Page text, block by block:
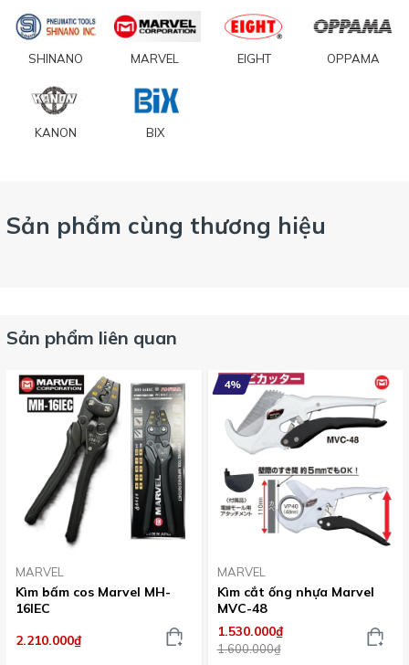
SHINANO MARVEL EIGHT OPPAMA
KANON BIX
Sản phẩm cùng thương hiệu
Sản phẩm liên quan
MARVEL
Kìm bấm cos Marvel MH-
16IEC
2.210.000₫
4%
MARVEL
Kìm cắt ống nhựa Marvel
MVC-48
1.530.000₫
1.600.000₫